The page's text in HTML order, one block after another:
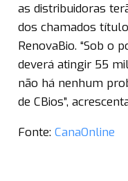
as distribuidoras
dos chamados
RenovaBio. “Sob o
deverá atingir 55
não há nenhum
de CBios”,
Fonte: CanaOnline